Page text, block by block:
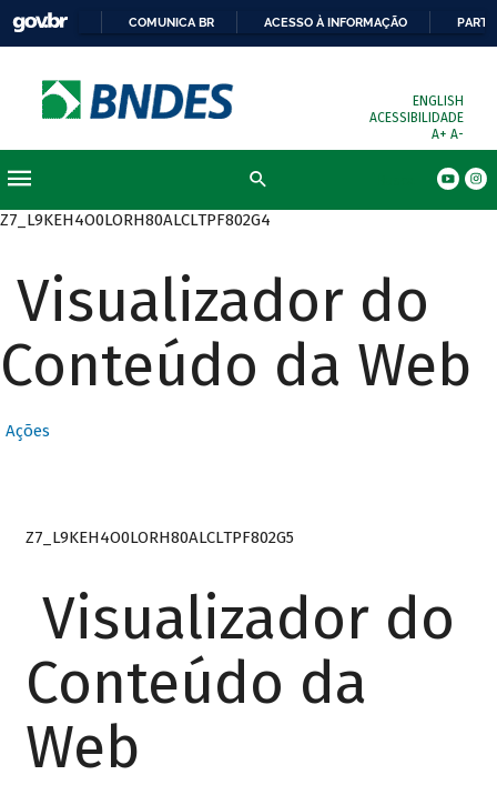
COMUNICA BR ACESSO À INFORMAÇÃO
ENGLISH
ACESSIBILIDADE
A+ A-
Z7_L9KEH4O0LORH80ALCLTPF802G4
Visualizador do
Conteúdo da Web
Ações
Z7_L9KEH4O0LORH80ALCLTPF802G5
Visualizador do
Conteúdo da
Web